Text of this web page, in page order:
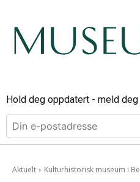
Hold deg oppdatert - meld
Aktuelt Kulturhistorisk museum i